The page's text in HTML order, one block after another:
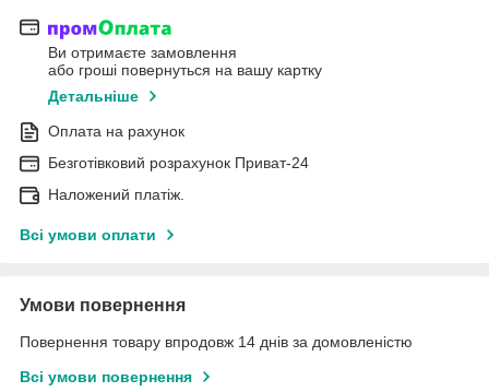
Ви отримаєте замовлення
або гроші повернуться на вашу картку
Детальніше
Оплата на рахунок
Безготівковий розрахунок Приват-24
Наложений платіж.
Всі умови оплати
Умови повернення
Повернення товару впродовж 14 днів за домовленістю
Всі умови повернення